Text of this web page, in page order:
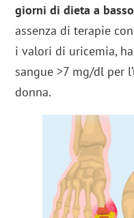
giorni di dieta a
assenza di terapie
i valori di uricemia,
sangue >7 mg/dl per
donna.